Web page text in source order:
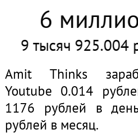
6
9 тысяч 925.007
Amit Thinks
Youtube 0.014
1176 рублей в
рублей в месяц.